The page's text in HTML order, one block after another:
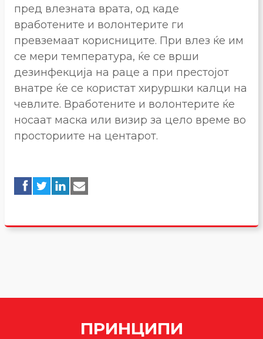
пред влезната врата, од каде
вработените и волонтерите ги
превземаат корисниците. При влез ќе им
се мери температура, ќе се врши
дезинфекција на раце а при престојот
внатре ќе се користат хируршки калци на
чевлите. Вработените и волонтерите ќе
носаат маска или визир за цело време во
просториите на центарот.
ПРИНЦИПИ